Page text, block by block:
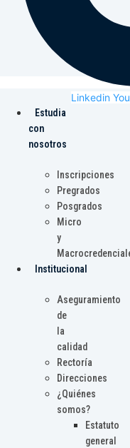
Linkedin
Estudia
con
nosotros
Inscripciones
Pregrados
Posgrados
Micro
y
Institucional
Aseguramiento
de
la
calidad
Rectoría
Direcciones
¿Quiénes
somos?
Estatuto
general